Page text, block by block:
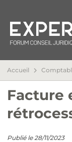
Accueil
Facture
Publié le 28/11/2023